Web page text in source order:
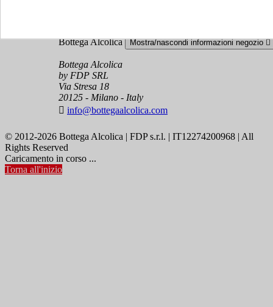
Bottega Alcolica Mostra/nascondi informazioni negozio 
Bottega Alcolica
by FDP SRL
Via Stresa 18
20125 - Milano - Italy
 info@bottegaalcolica.com
© 2012-2026 Bottega Alcolica | FDP s.r.l. | IT12274200968 | All
Rights Reserved
Caricamento in corso ...
Torna all'inizio